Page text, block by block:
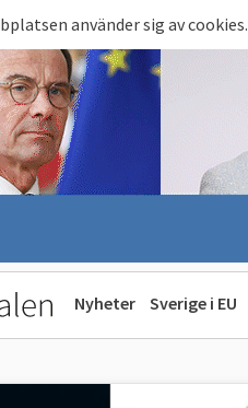
använder sig av cookies.
Nyheter Sverige i EU